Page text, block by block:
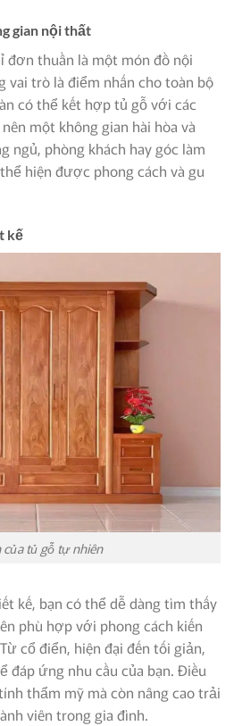
gian nội thất
đơn thuần là một món đồ nội
vai trò là điểm nhấn cho toàn bộ
có thể kết hợp tủ gỗ với các
một không gian hài hòa và
ngủ, phòng khách hay góc làm
hiện được phong cách và gu
kế
của tủ gỗ tự nhiên
kế, bạn có thể dễ dàng tìm thấy
phù hợp với phong cách kiến
cổ điển, hiện đại đến tối giản,
đáp ứng nhu cầu của bạn. Điều
thẩm mỹ mà còn nâng cao trải
viên trong gia đình.